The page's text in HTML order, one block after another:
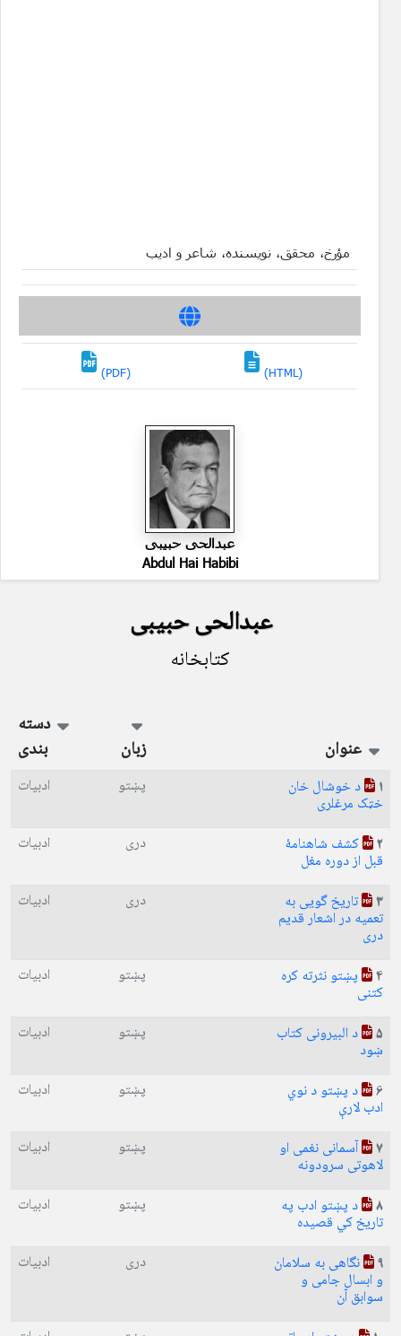
مؤرخ، محقق، نویسنده، شاعر و ادیب
(PDF) (HTML)
عبدالحی حبیبی
Abdul Hai Habibi
عبدالحی حبیبی
کتابخانه
عنوان زبان
دسته
بندی
1 د خوشال خان
خټک مرغلری
پښتو ادبیات
2 کشف شاهنامهٔ
قبل از دوره مغل
دری ادبیات
3 تاریخ گویی به
تعمیه در اشعار قدیم
دری
دری ادبیات
4 پښتو نثرته کره
کتنی
پښتو ادبیات
5 د البیرونی کتاب
ښود
پښتو ادبیات
6 د پښتو د نوي
ادب لارې
پښتو ادبیات
7 آسمانی نغمی او
لاهوتی سرودونه
پښتو ادبیات
8 د پښتو ادب په
تاریخ کي قصیده
پښتو ادبیات
9 نگاهی به سلامان
و ابسال جامی و
سوابق آن
دری ادبیات